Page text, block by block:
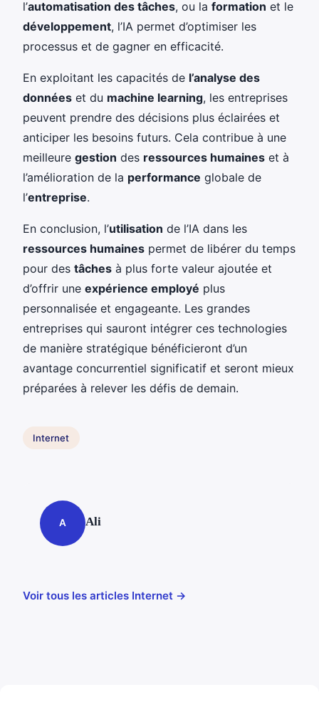
l’automatisation des tâches, ou la formation et le
développement, l’IA permet d’optimiser les
processus et de gagner en efficacité.
En exploitant les capacités de l’analyse des
données et du machine learning, les entreprises
peuvent prendre des décisions plus éclairées et
anticiper les besoins futurs. Cela contribue à une
meilleure gestion des ressources humaines et à
l’amélioration de la performance globale de
l’entreprise.
En conclusion, l’utilisation de l’IA dans les
ressources humaines permet de libérer du temps
pour des tâches à plus forte valeur ajoutée et
d’offrir une expérience employé plus
personnalisée et engageante. Les grandes
entreprises qui sauront intégrer ces technologies
de manière stratégique bénéficieront d’un
avantage concurrentiel significatif et seront mieux
préparées à relever les défis de demain.
Internet
A Ali
Voir tous les articles Internet →